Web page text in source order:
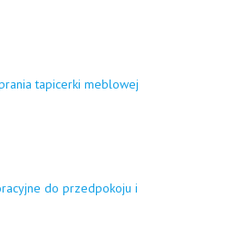
tapicerki meblowej
do przedpokoju i